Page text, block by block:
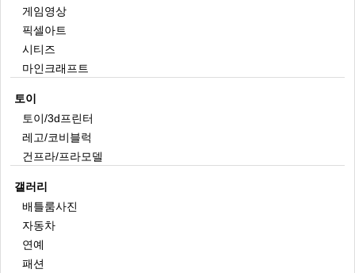
게임영상
픽셀아트
시티즈
마인크래프트
토이
토이/3d프린터
레고/코비블럭
건프라/프라모델
갤러리
배틀룸사진
자동차
연예
패션